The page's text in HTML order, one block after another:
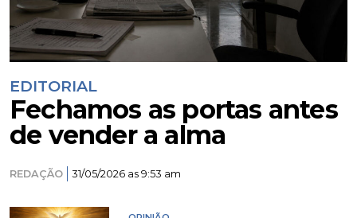
EDITORIAL
Fechamos as portas antes
de vender a alma
REDAÇÃO 31/05/2026 as 9:53 am